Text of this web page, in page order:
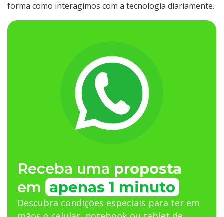
forma como interagimos com a tecnologia diariamente.
Receba uma proposta
em apenas 1 minuto
Descubra condições especiais para ter em